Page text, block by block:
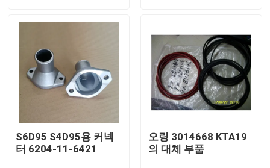
저희와 연락
뉴스
다운로드
S6D95 S4D95용 커넥
터 6204-11-6421
오링 3014668 KTA19
의 대체 부품